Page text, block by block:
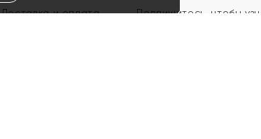
Доставка и оплата
Подпишитесь, чтобы